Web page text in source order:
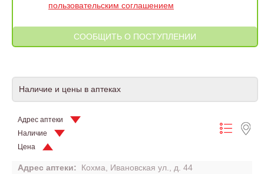
пользовательским соглашением
Наличие и цены в аптеках
Адрес аптеки
Наличие
Цена
Адрес аптеки:
Кохма, Ивановская ул., д. 44